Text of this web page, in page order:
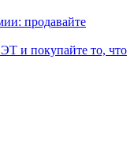
продавайте
и покупайте то, что